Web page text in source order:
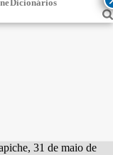
Dicionários